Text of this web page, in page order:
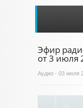
Эфир
от 3 июля
Аудио - 03 июля